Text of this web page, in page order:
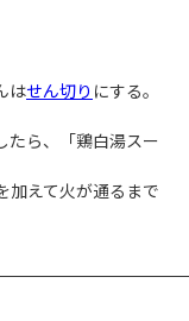
はせん切り にする。
たら、「鶏白湯スー
加えて火が通るまで